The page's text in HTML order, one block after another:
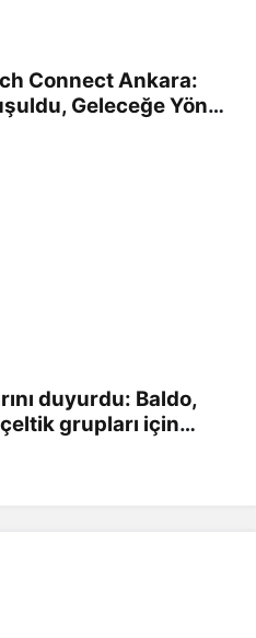
Connect Ankara:
Geleceğe Yön
duyurdu: Baldo,
grupları için